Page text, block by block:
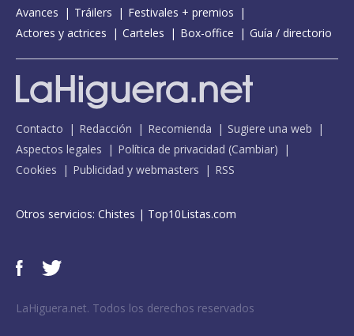
Avances
Tráilers
Festivales + premios
Actores y actrices
Carteles Box-office Guía / directorio
Contacto Redacción Recomienda
Sugiere una web
Aspectos legales
Política de privacidad (Cambiar)
Cookies
Publicidad y webmasters RSS
Otros servicios: Chistes | Top10Listas.com
LaHiguera.net. Todos los derechos reservados